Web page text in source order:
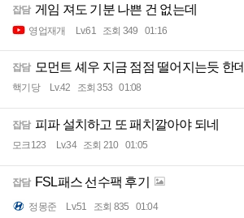
잡담 게임 져도 기분 나쁜 건 없는데
영업재개 Lv.61 조회 349 01:16
잡담 모먼트 셰우 지금 점점 떨어지는듯 한데
핵기당 Lv.42 조회 353 01:08
잡담 피파 설치하고 또 패치깔아야 되네
모크123 Lv.34 조회 210 01:05
잡담 FSL패스 선수팩 후기
정몽준 Lv.51 조회 835 01:04